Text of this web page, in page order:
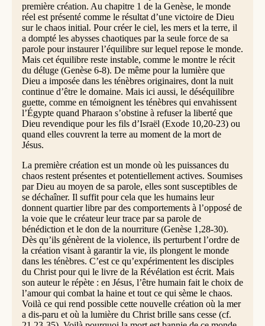
première création. Au chapitre 1 de la Genèse, le monde
réel est présenté comme le résultat d’une victoire de Dieu
sur le chaos initial. Pour créer le ciel, les mers et la terre, il
a dompté les abysses chaotiques par la seule force de sa
parole pour instaurer l’équilibre sur lequel repose le monde.
Mais cet équilibre reste instable, comme le montre le récit
du déluge (Genèse 6-8). De même pour la lumière que
Dieu a imposée dans les ténèbres originaires, dont la nuit
continue d’être le domaine. Mais ici aussi, le déséquilibre
guette, comme en témoignent les ténèbres qui envahissent
l’Égypte quand Pharaon s’obstine à refuser la liberté que
Dieu revendique pour les fils d’Israël (Exode 10,20-23) ou
quand elles couvrent la terre au moment de la mort de
Jésus.
La première création est un monde où les puissances du
chaos restent présentes et potentiellement actives. Soumises
par Dieu au moyen de sa parole, elles sont susceptibles de
se déchaîner. Il suffit pour cela que les humains leur
donnent quartier libre par des comportements à l’opposé de
la voie que le créateur leur trace par sa parole de
bénédiction et le don de la nourriture (Genèse 1,28-30).
Dès qu’ils génèrent de la violence, ils perturbent l’ordre de
la création visant à garantir la vie, ils plongent le monde
dans les ténèbres. C’est ce qu’expérimentent les disciples
du Christ pour qui le livre de la Révélation est écrit. Mais
son auteur le répète : en Jésus, l’être humain fait le choix de
l’amour qui combat la haine et tout ce qui sème le chaos.
Voilà ce qui rend possible cette nouvelle création où la mer
a dis-paru et où la lumière du Christ brille sans cesse (cf.